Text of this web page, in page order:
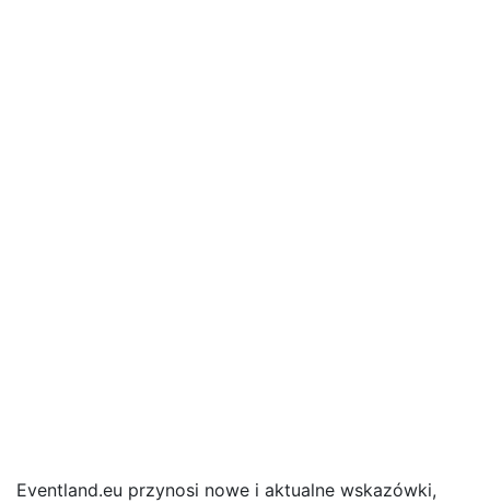
Eventland.eu przynosi nowe i aktualne wskazówki,